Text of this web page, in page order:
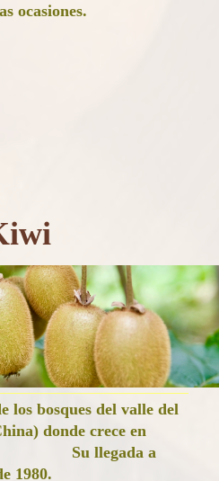
ocasiones.
los bosques del valle del
donde crece en
Su llegada a
1980.